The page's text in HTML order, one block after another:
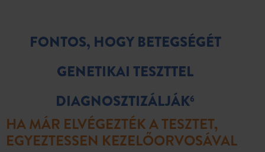
FONTOS, HOGY BETEGSÉGÉT
GENETIKAI TESZTTEL
DIAGNOSZTIZÁLJÁK6
HA MÁR ELVÉGEZTÉK A TESZTET,
EGYEZTESSEN KEZELŐORVOSÁVAL